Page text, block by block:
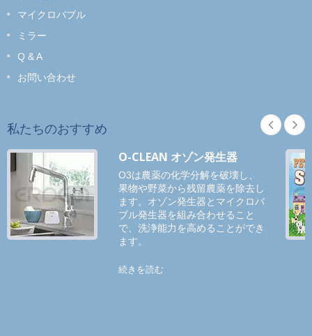
マイクロバブル
ミラー
Q & A
お問い合わせ
私たちのおすすめ
O-CLEAN オゾン発生器
O3は農薬の化学分解を破壊し、
果物や野菜から残留農薬を除去し
ます。オゾン発生器とマイクロバ
ブル発生器を組み合わせること
で、洗浄能力を高めることができ
ます。
続きを読む